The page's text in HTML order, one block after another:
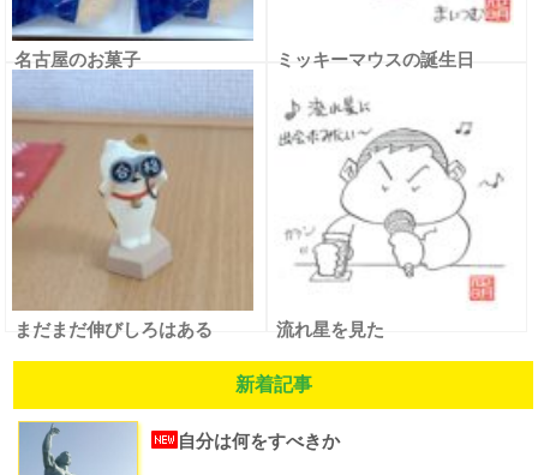
名古屋のお菓子 ミッキーマウスの誕生日
まだまだ伸びしろはある 流れ星を見た
新着記事
自分は何をすべきか